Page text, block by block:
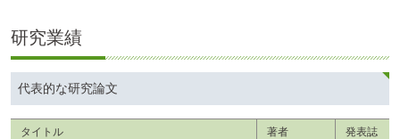
研究業績
代表的な研究論文
タイトル 著者 発表誌